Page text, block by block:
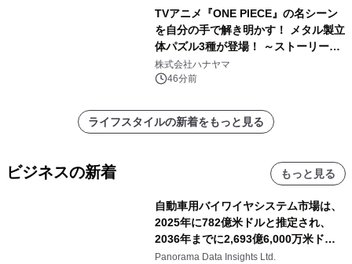
TVアニメ『ONE PIECE』の名シーン
を自分の手で解き明かす！ メタル製立
体パズル3種が登場！ ～ストーリーと
ギミックが融合した 大人の体験型パズ
ルが8月7日(金)12時より先行予約受付
株式会社ハナヤマ
46分前
ライフスタイルの新着をもっと見る
ビジネスの新着 もっと見る
自動車用バイワイヤシステム市場は、
2025年に782億米ドルと推定され、
2036年までに2,693億6,000万米ドル
に達すると予測されており、予測期間
Panorama Data Insights Ltd.